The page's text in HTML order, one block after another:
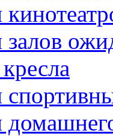
залов